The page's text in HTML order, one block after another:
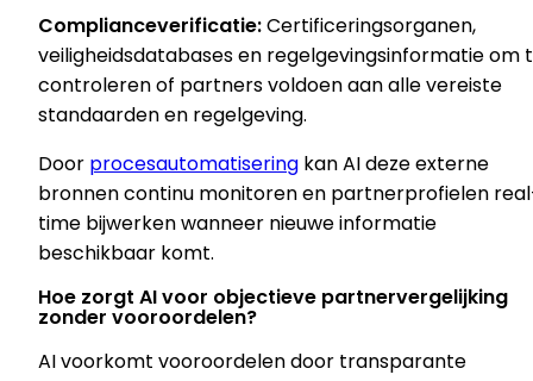
Complianceverificatie:Certificeringsorganen,
veiligheidsdatabases en regelgevingsinformatie om
controleren of partners voldoen aan alle vereiste
standaarden en regelgeving.
Door procesautomatisering kan AI deze externe
bronnen continu monitoren en partnerprofielen
time bijwerken wanneer nieuwe informatie
beschikbaar komt.
Hoe zorgt AI voor objectieve partnervergelijking
zonder vooroordelen?
AI voorkomt vooroordelen door transparante